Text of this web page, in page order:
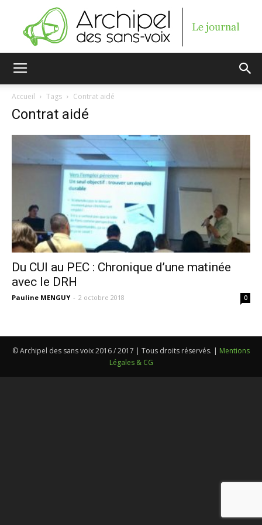
sans-
voix
Accueil Tags Contrat aidé
Contrat aidé
Du CUI au PEC : Chronique d’une matinée
avec le DRH
Pauline MENGUY - 2 octobre 2018 0
© Archipel des sans voix 2016 / 2017 | Tous droits réservés. | Mentions
Légales & CG